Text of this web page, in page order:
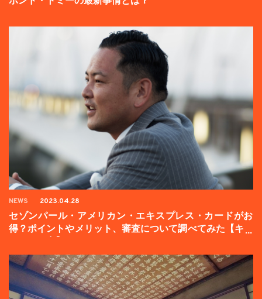
NEWS 2023.04.28
セゾンパール・アメリカン・エキスプレス・カードがお
得？ポイントやメリット、審査について調べてみた【キャ